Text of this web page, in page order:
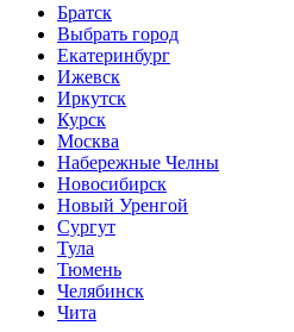
Братск
Выбрать город
Екатеринбург
Ижевск
Иркутск
Курск
Москва
Набережные Челны
Новосибирск
Новый Уренгой
Сургут
Тула
Тюмень
Челябинск
Чита